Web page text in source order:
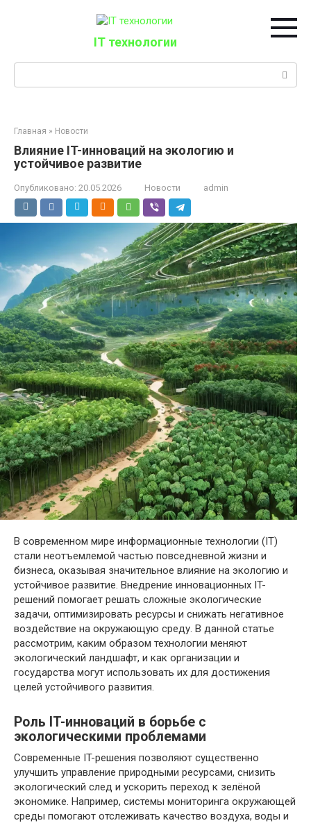
IT технологии
Главная » Новости
Влияние IT-инноваций на экологию и
устойчивое развитие
Опубликовано: 20.05.2026 Новости admin
В современном мире информационные технологии (IT)
стали неотъемлемой частью повседневной жизни и
бизнеса, оказывая значительное влияние на экологию и
устойчивое развитие. Внедрение инновационных IT-
решений помогает решать сложные экологические
задачи, оптимизировать ресурсы и снижать негативное
воздействие на окружающую среду. В данной статье
рассмотрим, каким образом технологии меняют
экологический ландшафт, и как организации и
государства могут использовать их для достижения
целей устойчивого развития.
Роль IT-инноваций в борьбе с
экологическими проблемами
Современные IT-решения позволяют существенно
улучшить управление природными ресурсами, снизить
экологический след и ускорить переход к зелёной
экономике. Например, системы мониторинга окружающей
среды помогают отслеживать качество воздуха, воды и